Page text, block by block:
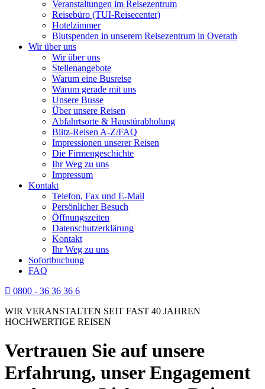
Veranstaltungen im Reisezentrum
Reisebüro (TUI-Reisecenter)
Hotelzimmer
Blutspenden in unserem Reisezentrum in Overath
Wir über uns
Wir über uns
Stellenangebote
Warum eine Busreise
Warum gerade mit uns
Unsere Busse
Über unsere Reisen
Abfahrtsorte & Haustürabholung
Blitz-Reisen A-Z/FAQ
Impressionen unserer Reisen
Die Firmengeschichte
Ihr Weg zu uns
Impressum
Kontakt
Telefon, Fax und E-Mail
Persönlicher Besuch
Öffnungszeiten
Datenschutzerklärung
Kontakt
Ihr Weg zu uns
Sofortbuchung
FAQ
0800 - 36 36 36 6
WIR VERANSTALTEN SEIT FAST 40 JAHREN
HOCHWERTIGE REISEN
Vertrauen Sie auf unsere
Erfahrung, unser Engagement